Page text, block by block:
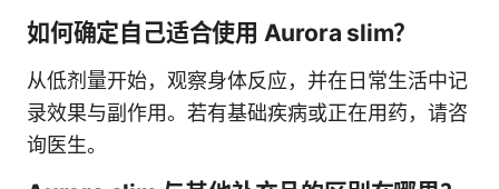
如何确定自己适合使用 Aurora slim？
从低剂量开始，观察身体反应，并在日常生活中记
录效果与副作用。若有基础疾病或正在用药，请咨
询医生。